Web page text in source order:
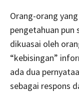
Orang-orang
pengetahuan pun
dikuasai oleh
“kebisingan”
ada dua
sebagai respons